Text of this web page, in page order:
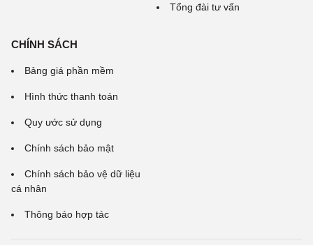
Tổng đài tư vấn
CHÍNH SÁCH
Bảng giá phần mềm
Hình thức thanh toán
Quy ước sử dụng
Chính sách bảo mật
Chính sách bảo vệ dữ liệu
cá nhân
Thông báo hợp tác